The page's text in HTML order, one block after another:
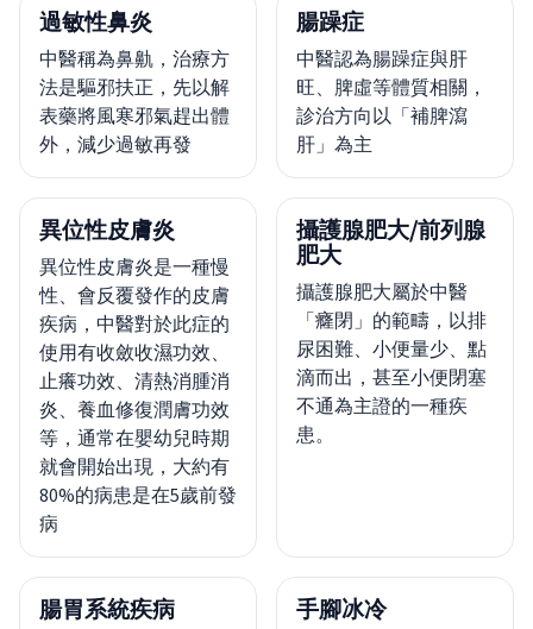
過敏性鼻炎
中醫稱為鼻鼽，治療方
法是驅邪扶正，先以解
表藥將風寒邪氣趕出體
外，減少過敏再發
腸躁症
中醫認為腸躁症與肝
旺、脾虛等體質相關，
診治方向以「補脾瀉
肝」為主
異位性皮膚炎
異位性皮膚炎是一種慢
性、會反覆發作的皮膚
疾病，中醫對於此症的
使用有收斂收濕功效、
止癢功效、清熱消腫消
炎、養血修復潤膚功效
等，通常在嬰幼兒時期
就會開始出現，大約有
80%的病患是在5歲前發
病
攝護腺肥大/前列腺
肥大
攝護腺肥大屬於中醫
「癃閉」的範疇，以排
尿困難、小便量少、點
滴而出，甚至小便閉塞
不通為主證的一種疾
患。
腸胃系統疾病 手腳冰冷